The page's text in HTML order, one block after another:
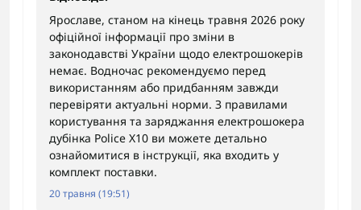
Ярославе, станом на кінець травня 2026 року
офіційної інформації про зміни в
законодавстві України щодо електрошокерів
немає. Водночас рекомендуємо перед
використанням або придбанням завжди
перевіряти актуальні норми. З правилами
користування та заряджання електрошокера
дубінка Police X10 ви можете детально
ознайомитися в інструкції, яка входить у
комплект поставки.
20 травня (19:51)